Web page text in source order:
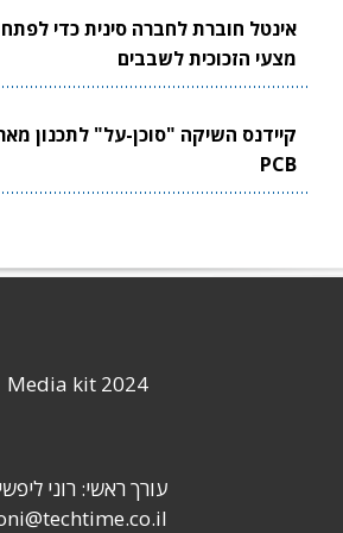
אינטל חוברת לחברה סינית כדי
מצעי הזכוכית לשבבים
קיידנס השיקה "סוכן-על" לתכנון
PCB
Media kit 2024
עורך ראשי: רוני